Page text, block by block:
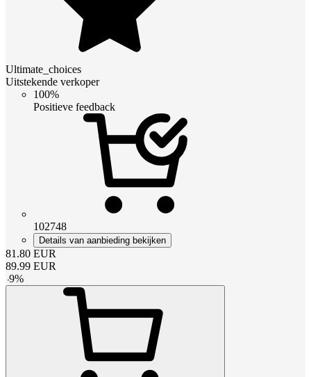
Ultimate_choices
Uitstekende verkoper
100%
Positieve feedback
102748
Details van aanbieding bekijken
81.80 EUR
89.99 EUR
-9%